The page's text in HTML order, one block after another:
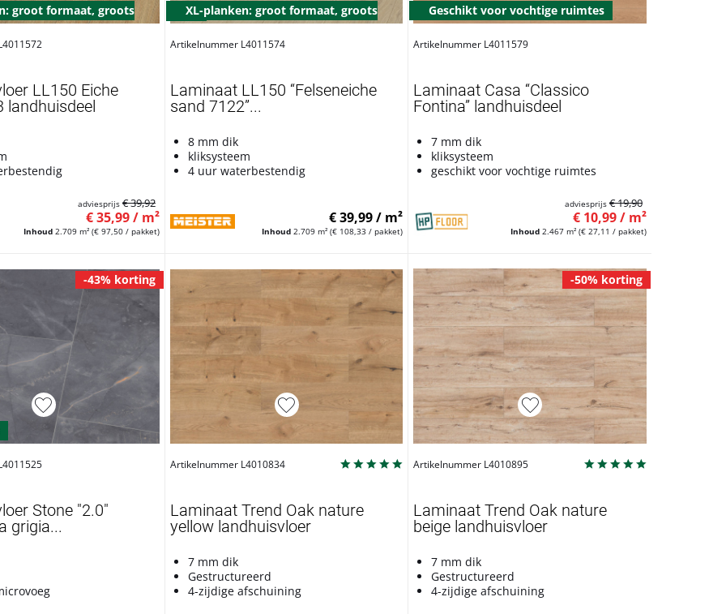
groot formaat, groots
LL150 Eiche
landhuisdeel
Inhoud 2.709 m² (€ 97,50 / pakket)
€ 35,99 / m²
adviesprijs € 39,92
XL-planken: groot formaat, groots
Artikelnummer L4011574
Laminaat LL150 “Felseneiche
sand 7122”...
8 mm dik
kliksysteem
4 uur waterbestendig
Inhoud 2.709 m² (€ 108,33 / pakket)
€ 39,99 / m²
Geschikt voor vochtige ruimtes
Artikelnummer L4011579
Laminaat Casa “Classico
Fontina” landhuisdeel
7 mm dik
kliksysteem
geschikt voor vochtige ruimtes
Inhoud 2.467 m² (€ 27,11 / pakket)
€ 10,99 / m²
adviesprijs € 19,90
-43% korting
Stone "2.0"
grigia...
Artikelnummer L4010834
Laminaat Trend Oak nature
yellow landhuisvloer
7 mm dik
Gestructureerd
4-zijdige afschuining
-50% korting
Artikelnummer L4010895
Laminaat Trend Oak nature
beige landhuisvloer
7 mm dik
Gestructureerd
4-zijdige afschuining